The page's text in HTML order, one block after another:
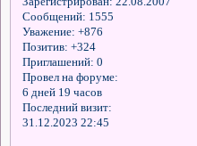
Сообщений: 1555
Уважение: +876
Позитив: +324
Приглашений: 0
Провел на форуме:
6 дней 19 часов
Последний визит:
31.12.2023 22:45